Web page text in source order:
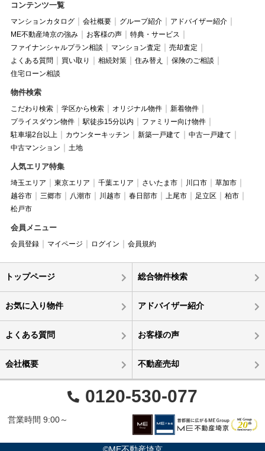
コンテンツ一覧
マンションカタログ 会社概要 グループ紹介
アドバイザー紹介
ME不動産埼京の強み
お客様の声
特典・サービス
ファイナンシャルプラン相談
マンション査定
売却査定
よくある質問
買い取り 相続対策 住み替え
保険のご相談
住宅ローン相談
物件検索
こだわり検索 学区から検索 オリジナル物件
新着物件
プライスダウン物件
駅徒歩15分以内
ファミリー向け物件
駐車場2台以上
カウンターキッチン 新築一戸建て
中古一戸建て
中古マンション
土地
人気エリア特集
埼玉エリア 東京エリア 千葉エリア さいたま市 川口市
草加市
越谷市
三郷市 八潮市 川越市 春日部市 上尾市 足立区
柏市
松戸市
会員メニュー
会員登録 マイページ ログイン 会員規約
トップページ 総合物件検索
お気に入り物件 アドバイザー紹介
よくある質問 お客様の声
会社概要 不動産売却
0120-530-077
営業時間 9:00～